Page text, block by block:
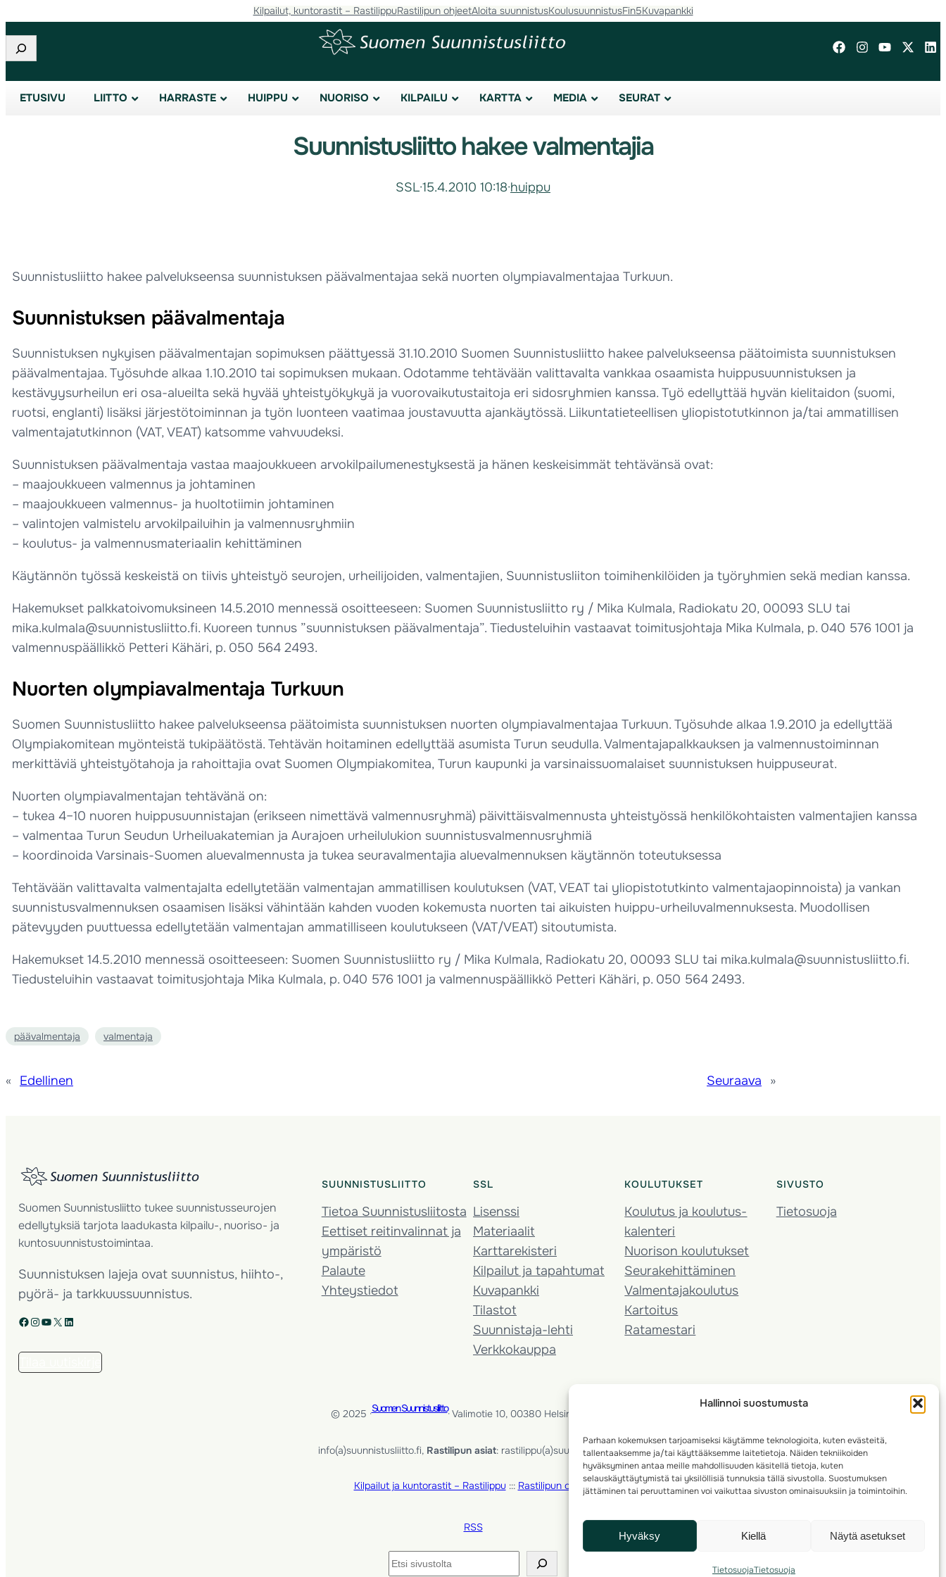
Hallinnoi suostumusta
Parhaan kokemuksen tarjoamiseksi käytämme teknologioita, kuten evästeitä,
tallentaaksemme ja/tai käyttääksemme laitetietoja. Näiden tekniikoiden
hyväksyminen antaa meille mahdollisuuden käsitellä tietoja, kuten
selauskäyttäytymistä tai yksilöllisiä tunnuksia tällä sivustolla. Suostumuksen
jättäminen tai peruuttaminen voi vaikuttaa sivuston ominaisuuksiin ja toimintoihin.
Hyväksy Kiellä Näytä asetukset
TietosuojaTietosuoja
Kilpailut, kuntorastit – RastilippuRastilipun ohjeetAloita suunnistusKoulusuunnistusFin5Kuvapankki
Etsi
ETUSIVU LIITTO HARRASTE HUIPPU NUORISO KILPAILU KARTTA MEDIA SEURAT
Suunnistusliitto hakee valmentajia
SSL·15.4.2010 10:18·huippu
Suunnistusliitto hakee palvelukseensa suunnistuksen päävalmentajaa sekä nuorten olympiavalmentajaa Turkuun.
Suunnistuksen päävalmentaja
Suunnistuksen nykyisen päävalmentajan sopimuksen päättyessä 31.10.2010 Suomen Suunnistusliitto hakee palvelukseensa päätoimista suunnistuksen
päävalmentajaa. Työsuhde alkaa 1.10.2010 tai sopimuksen mukaan. Odotamme tehtävään valittavalta vankkaa osaamista huippusuunnistuksen ja
kestävyysurheilun eri osa-alueilta sekä hyvää yhteistyökykyä ja vuorovaikutustaitoja eri sidosryhmien kanssa. Työ edellyttää hyvän kielitaidon (suomi,
ruotsi, englanti) lisäksi järjestötoiminnan ja työn luonteen vaatimaa joustavuutta ajankäytössä. Liikuntatieteellisen yliopistotutkinnon ja/tai ammatillisen
valmentajatutkinnon (VAT, VEAT) katsomme vahvuudeksi.
Suunnistuksen päävalmentaja vastaa maajoukkueen arvokilpailumenestyksestä ja hänen keskeisimmät tehtävänsä ovat:
– maajoukkueen valmennus ja johtaminen
– maajoukkueen valmennus- ja huoltotiimin johtaminen
– valintojen valmistelu arvokilpailuihin ja valmennusryhmiin
– koulutus- ja valmennusmateriaalin kehittäminen
Käytännön työssä keskeistä on tiivis yhteistyö seurojen, urheilijoiden, valmentajien, Suunnistusliiton toimihenkilöiden ja työryhmien sekä median kanssa.
Hakemukset palkkatoivomuksineen 14.5.2010 mennessä osoitteeseen: Suomen Suunnistusliitto ry / Mika Kulmala, Radiokatu 20, 00093 SLU tai
mika.kulmala@suunnistusliitto.fi. Kuoreen tunnus ”suunnistuksen päävalmentaja”. Tiedusteluihin vastaavat toimitusjohtaja Mika Kulmala, p. 040 576 1001 ja
valmennuspäällikkö Petteri Kähäri, p. 050 564 2493.
Nuorten olympiavalmentaja Turkuun
Suomen Suunnistusliitto hakee palvelukseensa päätoimista suunnistuksen nuorten olympiavalmentajaa Turkuun. Työsuhde alkaa 1.9.2010 ja edellyttää
Olympiakomitean myönteistä tukipäätöstä. Tehtävän hoitaminen edellyttää asumista Turun seudulla. Valmentajapalkkauksen ja valmennustoiminnan
merkittäviä yhteistyötahoja ja rahoittajia ovat Suomen Olympiakomitea, Turun kaupunki ja varsinaissuomalaiset suunnistuksen huippuseurat.
Nuorten olympiavalmentajan tehtävänä on:
– tukea 4–10 nuoren huippusuunnistajan (erikseen nimettävä valmennusryhmä) päivittäisvalmennusta yhteistyössä henkilökohtaisten valmentajien kanssa
– valmentaa Turun Seudun Urheiluakatemian ja Aurajoen urheilulukion suunnistusvalmennusryhmiä
– koordinoida Varsinais-Suomen aluevalmennusta ja tukea seuravalmentajia aluevalmennuksen käytännön toteutuksessa
Tehtävään valittavalta valmentajalta edellytetään valmentajan ammatillisen koulutuksen (VAT, VEAT tai yliopistotutkinto valmentajaopinnoista) ja vankan
suunnistusvalmennuksen osaamisen lisäksi vähintään kahden vuoden kokemusta nuorten tai aikuisten huippu-urheiluvalmennuksesta. Muodollisen
pätevyyden puuttuessa edellytetään valmentajan ammatilliseen koulutukseen (VAT/VEAT) sitoutumista.
Hakemukset 14.5.2010 mennessä osoitteeseen: Suomen Suunnistusliitto ry / Mika Kulmala, Radiokatu 20, 00093 SLU tai mika.kulmala@suunnistusliitto.fi.
Tiedusteluihin vastaavat toimitusjohtaja Mika Kulmala, p. 040 576 1001 ja valmennuspäällikkö Petteri Kähäri, p. 050 564 2493.
päävalmentaja valmentaja
« Edellinen Seuraava »
Suomen Suunnistusliitto tukee suunnistusseurojen
edellytyksiä tarjota laadukasta kilpailu-, nuoriso- ja
kuntosuunnistustoimintaa.
Suunnistuksen lajeja ovat suunnistus, hiihto-,
pyörä- ja tarkkuussuunnistus.
Facebook Instagram YouTube X LinkedIn
SUUNNISTUSLIITTO
Tietoa Suunnistusliitosta
Eettiset reitinvalinnat ja
ympäristö
Palaute
Yhteystiedot
SSL
Lisenssi
Materiaalit
Karttarekisteri
Kilpailut ja tapahtumat
Kuvapankki
Tilastot
Suunnistaja-lehti
Verkkokauppa
KOULUTUKSET
Koulutus ja koulutus­
kalenteri
Nuorison koulutukset
Seura­kehittäminen
Valmentaja­koulutus
Kartoitus
Ratamestari
SIVUSTO
Tietosuoja
© 2025 ·Suomen Suunnistusliitto· Valimotie 10, 00380 Helsinki, Finland
info(a)suunnistusliitto.fi, Rastilipun asiat: rastilippu(a)suunnistusliitto.fi
Kilpailut ja kuntorastit – Rastilippu::: Rastilipun ohjeet
RSS
Etsi